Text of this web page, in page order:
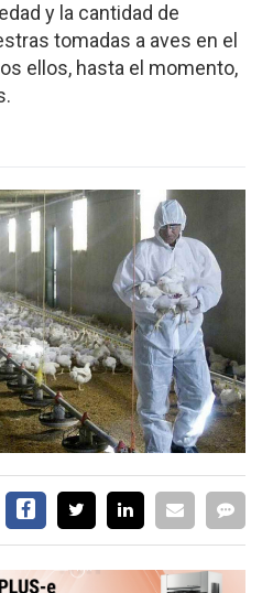
y la cantidad de
tomadas a aves en el
ellos, hasta el momento,